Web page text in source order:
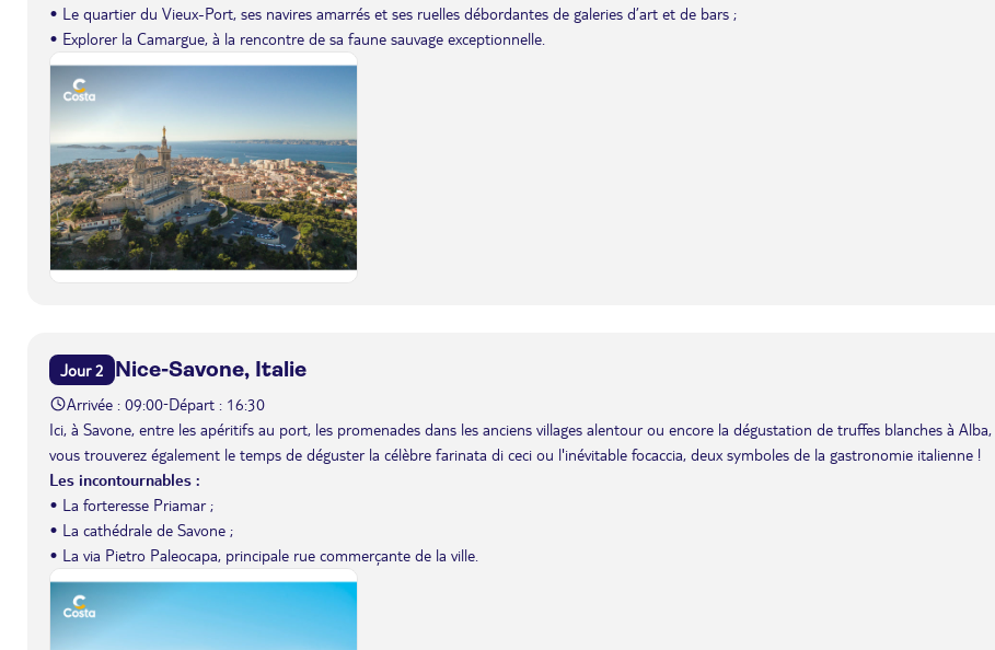
• Le quartier du Vieux-Port, ses navires amarrés et ses ruelles débordantes de galeries d’art et de bars ;
• Explorer la Camargue, à la rencontre de sa faune sauvage exceptionnelle.
Jour 2 Nice-Savone, Italie
Arrivée : 09:00-Départ : 16:30
Ici, à Savone, entre les apéritifs au port, les promenades dans les anciens villages alentour ou encore la dégustation de truffes blanches à Alba,
vous trouverez également le temps de déguster la célèbre farinata di ceci ou l'inévitable focaccia, deux symboles de la gastronomie italienne !
Les incontournables :
• La forteresse Priamar ;
• La cathédrale de Savone ;
• La via Pietro Paleocapa, principale rue commerçante de la ville.